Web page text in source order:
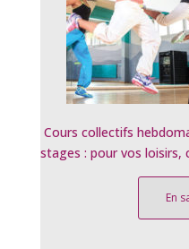
Cours collectifs
stages : pour vos
En